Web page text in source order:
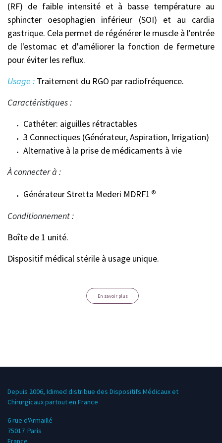
(RF) de faible intensité et à basse température au
sphincter oesophagien inférieur (SOI) et au cardia
gastrique. Cela permet de régénérer le muscle à l'entrée
de l'estomac et d'améliorer la fonction de fermeture
pour éviter les reflux.
Usage : Traitement du RGO par radiofréquence.
Caractéristiques :
Cathéter: aiguilles rétractables
3 Connectiques (Générateur, Aspiration, Irrigation)
Alternative à la prise de médicaments à vie
À connecter à :
Générateur Stretta Mederi MDRF1 ®
Conditionnement :
Boîte de 1 unité.
Dispositif médical stérile à usage unique.
En savoir plus
Depuis 2006, Idimed distribue des Dispositifs Médicaux et
Chirurgicaux partout en France
6 rue d'Armaillé
75017 Paris
France